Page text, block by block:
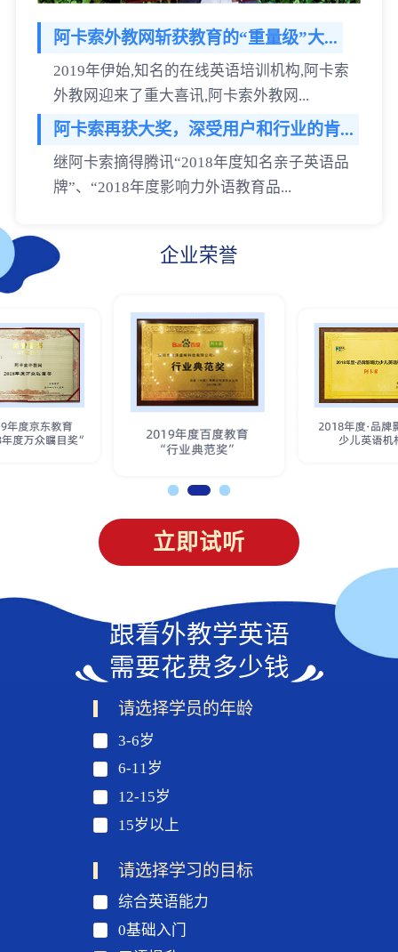
阿卡索外教网斩获教育的“重量级”大...
2019年伊始,知名的在线英语培训机构,阿卡索
外教网迎来了重大喜讯,阿卡索外教网...
阿卡索再获大奖，深受用户和行业的肯...
继阿卡索摘得腾讯“2018年度知名亲子英语品
牌”、“2018年度影响力外语教育品...
企业荣誉
立即试听
跟着外教学英语
需要花费多少钱
请选择学员的年龄
3-6岁
6-11岁
12-15岁
15岁以上
请选择学习的目标
综合英语能力
0基础入门